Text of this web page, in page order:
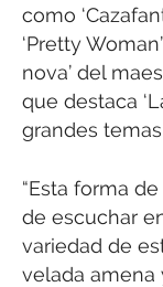
como
‘Pretty
nova’ del
que destaca
grandes
“Esta forma
de escuchar
variedad de
velada amena